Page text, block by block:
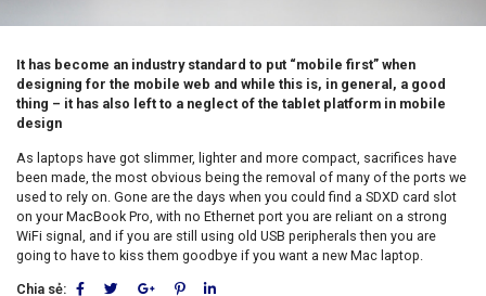
It has become an industry standard to put “mobile first” when
designing for the mobile web and while this is, in general, a good
thing – it has also left to a neglect of the tablet platform in mobile
design
As laptops have got slimmer, lighter and more compact, sacrifices have
been made, the most obvious being the removal of many of the ports we
used to rely on. Gone are the days when you could find a SDXD card slot
on your MacBook Pro, with no Ethernet port you are reliant on a strong
WiFi signal, and if you are still using old USB peripherals then you are
going to have to kiss them goodbye if you want a new Mac laptop.
Chia sẻ: